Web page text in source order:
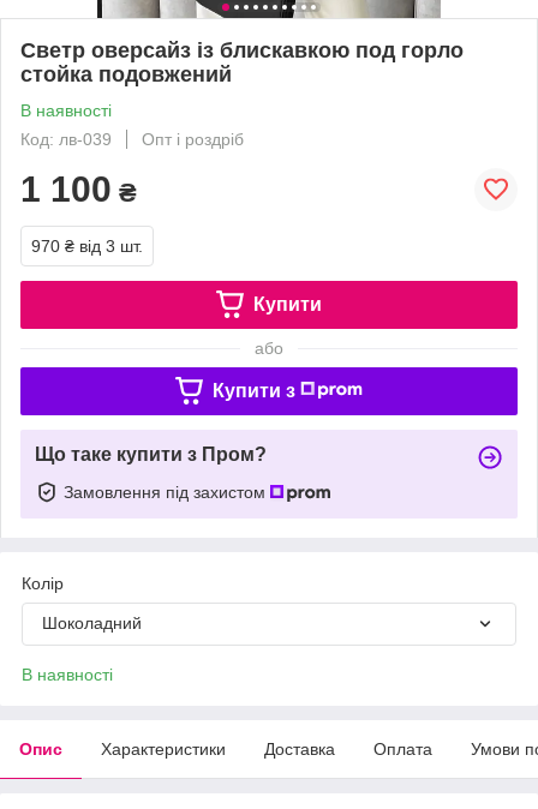
Светр оверсайз із блискавкою под горло
стойка подовжений
В наявності
Код: лв-039
Опт і роздріб
1 100 ₴
970 ₴ від 3 шт.
Купити
або
Купити з
Що таке купити з Пром?
Замовлення під захистом
Колір
Шоколадний
В наявності
Опис Характеристики Доставка Оплата Умови